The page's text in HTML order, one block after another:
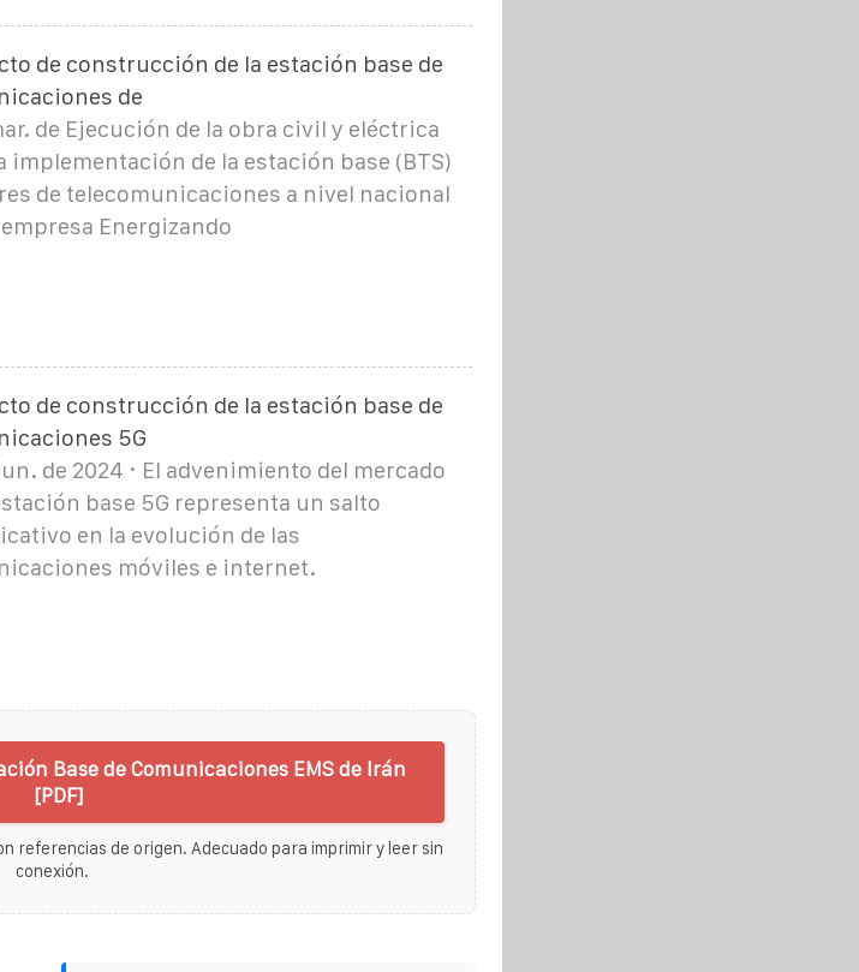
de construcción de la estación base de
de
de Ejecución de la obra civil y eléctrica
implementación de la estación base (BTS)
de telecomunicaciones a nivel nacional
Energizando
de construcción de la estación base de
5G
de 2024 · El advenimiento del mercado
base 5G representa un salto
en la evolución de las
móviles e internet.
Base de Comunicaciones EMS de Irán
[PDF]
referencias de origen. Adecuado para imprimir y leer sin
conexión.